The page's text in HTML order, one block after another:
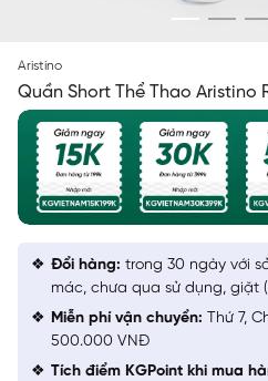
Aristino
Quần Short Thể Thao Aristino
Đổi hàng: trong 30 ngày với
mác, chưa qua sử dụng, giặt
Miễn phí vận chuyển: Thứ 7,
500.000 VNĐ
Tích điểm KGPoint khi mua